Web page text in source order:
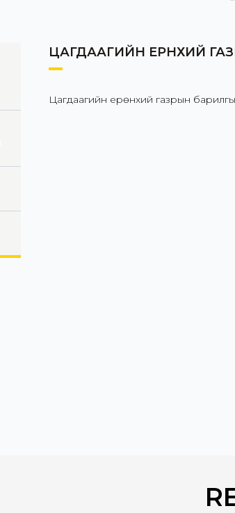
ЦАГДААГИЙН ЕРӨНХИЙ
Цагдаагийн ерөнхий газрын